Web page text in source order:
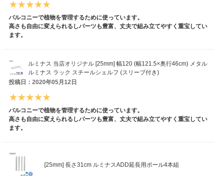
バルコニーで植物を管理するために使っています。
高さも自由に変えられるしパーツも豊富、丈夫で組み立てやすく重宝してい
ます。
ルミナス 当店オリジナル [25mm] 幅120 (幅121.5×奥行46cm) メタル
ルミナス ラック スチールシェルフ (スリーブ付き)
投稿日：2020年05月12日
バルコニーで植物を管理するために使っています。
高さも自由に変えられるしパーツも豊富、丈夫で組み立てやすく重宝してい
ます。
[25mm] 長さ31cm ルミナスADD延長用ポール4本組